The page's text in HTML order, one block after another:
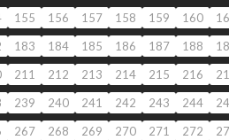
155 156 157 158 159 160
183 184 185 186 187 188
211 212 213 214 215 216
239 240 241 242 243 244
267 268 269 270 271 272